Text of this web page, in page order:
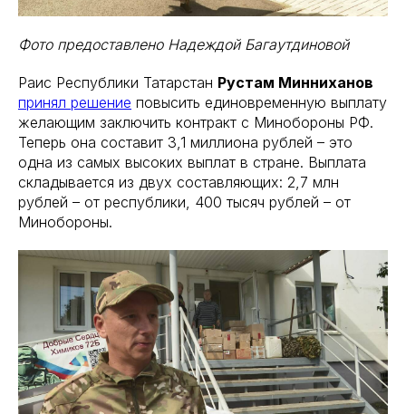
Фото предоставлено Надеждой Багаутдиновой
Раис Республики Татарстан Рустам Минниханов
принял решение повысить единовременную выплату
желающим заключить контракт с Минобороны РФ.
Теперь она составит 3,1 миллиона рублей – это
одна из самых высоких выплат в стране. Выплата
складывается из двух составляющих: 2,7 млн
рублей – от республики, 400 тысяч рублей – от
Минобороны.